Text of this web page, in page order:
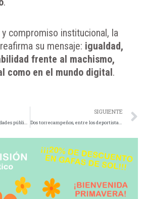
compromiso institucional, la
su mensaje: igualdad,
frente al machismo,
como en el mundo digital.
El rector sitúa a las universidades públicas como «las grandes hacedoras de la igualdad efectiva de oportunidades
SIGUIENTE
Dos torrecampeños, entre los deportistas de alto nivel de la Universidad de Jaén